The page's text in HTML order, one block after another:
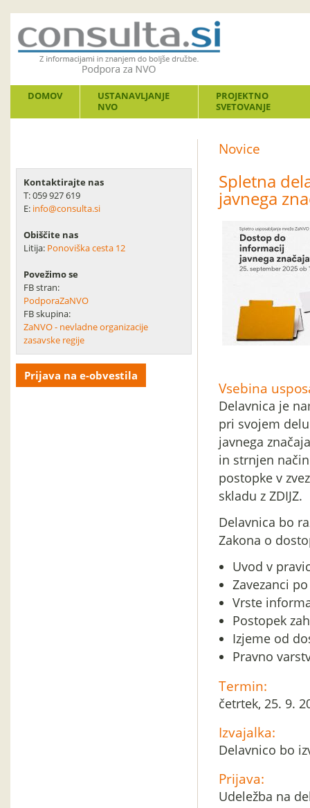
DOMOV
USTANAVLJANJE
NVO
PROJEKTNO
SVETOVANJE
Kontaktirajte nas
T: 059 927 619
E: info@consulta.si
Obiščite nas
Litija: Ponoviška cesta 12
Povežimo se
FB stran:
PodporaZaNVO
FB skupina:
ZaNVO - nevladne organizacije
zasavske regije
Prijava na e-obvestila
Novice
Spletna
javnega
Vsebina
Delavnica je
pri svojem
javnega
in strnjen
postopke v
skladu z ZDIJZ.
Delavnica bo
Zakona o
Uvod v
Zavezanci
Vrste
Postopek
Izjeme od
Pravno
Termin:
četrtek, 25. 9.
Izvajalka:
Delavnico bo
Prijava:
Udeležba na